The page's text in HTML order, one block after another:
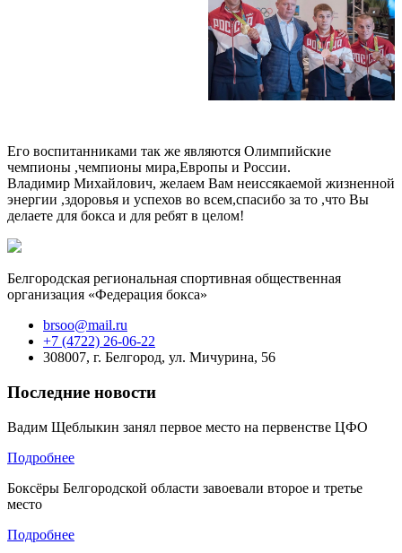
Его воспитанниками так же являются Олимпийские
чемпионы ,чемпионы мира,Европы и России.
Владимир Михайлович, желаем Вам неиссякаемой жизненной
энергии ,здоровья и успехов во всем,спасибо за то ,что Вы
делаете для бокса и для ребят в целом!
Белгородская региональная спортивная общественная
организация «Федерация бокса»
brsoo@mail.ru
+7 (4722) 26-06-22
308007, г. Белгород, ул. Мичурина, 56
Последние новости
Вадим Щеблыкин занял первое место на первенстве ЦФО
Подробнее
Боксёры Белгородской области завоевали второе и третье
место
Подробнее